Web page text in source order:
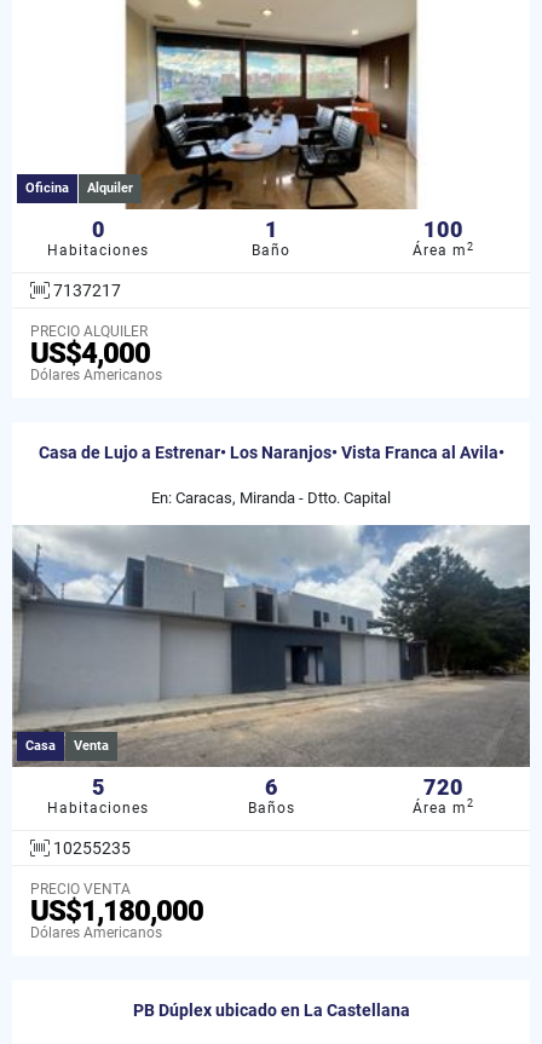
Oficina Alquiler
0
Habitaciones
1
Baño
100
Área m2
7137217
PRECIO ALQUILER
US$4,000
Dólares Americanos
Casa de Lujo a Estrenar• Los Naranjos• Vista Franca al Avila•
En: Caracas, Miranda - Dtto. Capital
Casa Venta
5
Habitaciones
6
Baños
720
Área m2
10255235
PRECIO VENTA
US$1,180,000
Dólares Americanos
PB Dúplex ubicado en La Castellana